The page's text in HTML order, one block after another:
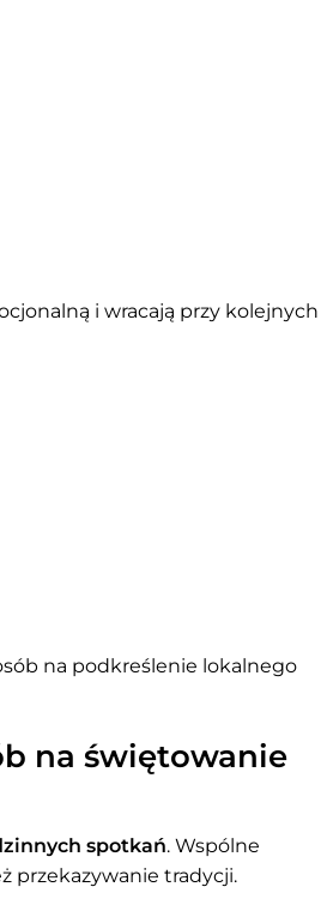
i wracają przy kolejnych
na podkreślenie lokalnego
na świętowanie
spotkań. Wspólne
przekazywanie tradycji.